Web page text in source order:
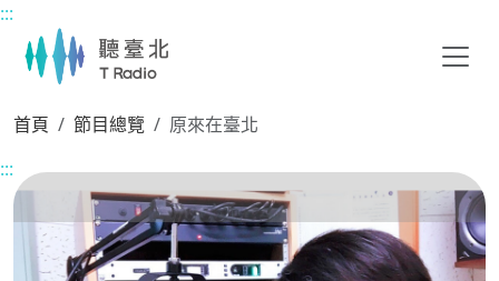
主要內容區塊
:::
首頁 節目總覽
原來在臺北
:::